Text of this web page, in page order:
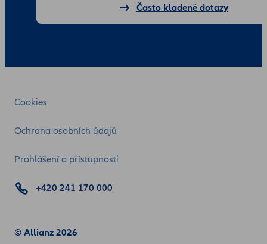
Často kladené dotazy
Cookies
Ochrana osobních údajů
Prohlášení o přístupnosti
© Allianz 2026
+420 241 170 000